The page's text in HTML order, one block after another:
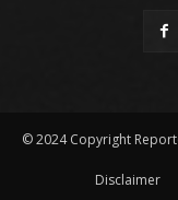
© 2024 Copyright
Disclaimer